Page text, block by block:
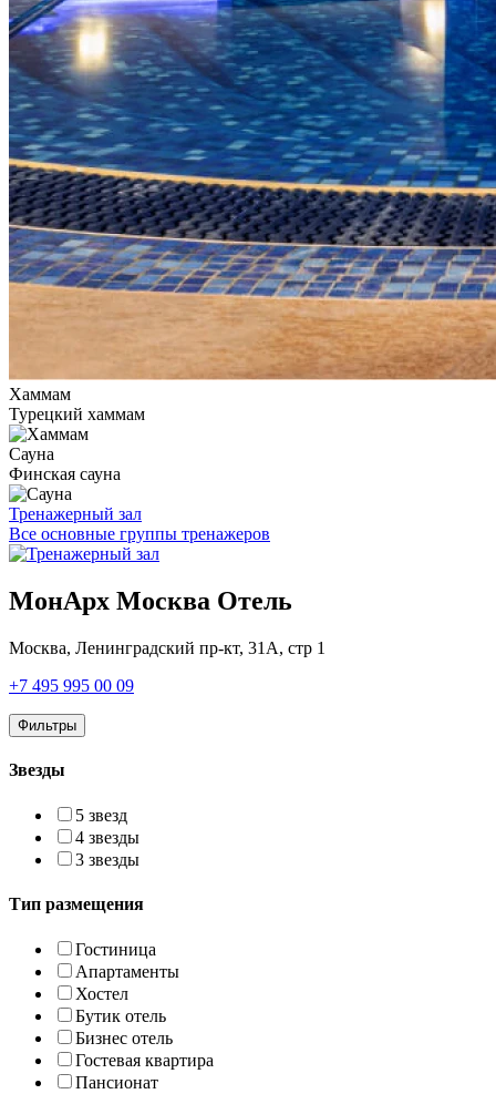
Хаммам
Турецкий хаммам
Сауна
Финская сауна
Тренажерный зал
Все основные группы тренажеров
МонАрх Москва Отель
Москва, Ленинградский пр-кт, 31А, стр 1
+7 495 995 00 09
Фильтры
Звезды
5 звезд
4 звезды
3 звезды
Тип размещения
Гостиница
Апартаменты
Хостел
Бутик отель
Бизнес отель
Гостевая квартира
Пансионат